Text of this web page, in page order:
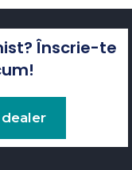
Înscrie-te